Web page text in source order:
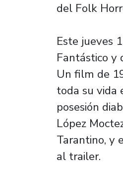
del Folk
Este jueves
Fantástico y
Un film de
toda su vida
posesión
López
Tarantino, y
al trailer.